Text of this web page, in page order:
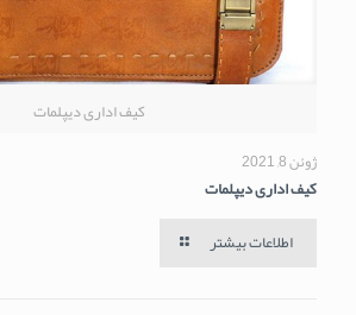
کیف اداری دیپلمات
ژوئن 8, 2021
کیف اداری دیپلمات
اطلاعات بیشتر